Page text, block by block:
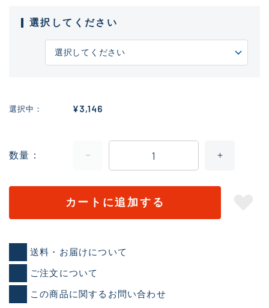
選択してください
選択中 ¥3,146
数量
カートに追加する
送料・お届けについて
ご注文について
この商品に関するお問い合わせ